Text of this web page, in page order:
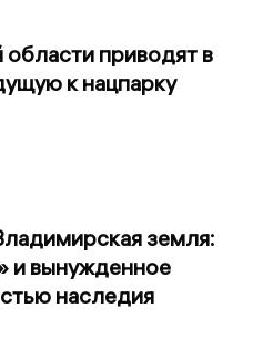
приводят в
к нацпарку
земля:
и вынужденное
наследия